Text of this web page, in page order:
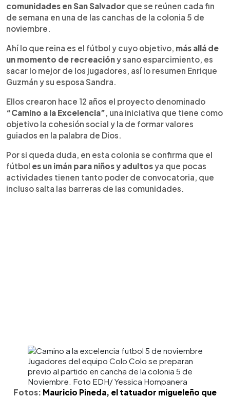
comunidades en San Salvador que se reúnen cada fin
de semana en una de las canchas de la colonia 5 de
noviembre.
Ahí lo que reina es el fútbol y cuyo objetivo, más allá de
un momento de recreacióny sano esparcimiento, es
sacar lo mejor de los jugadores, así lo resumen Enrique
Guzmán y su esposa Sandra.
Ellos crearon hace 12 años el proyecto denominado
“Camino a la Excelencia”, una iniciativa que tiene como
objetivo la cohesión social y la de formar valores
guiados en la palabra de Dios.
Por si queda duda, en esta colonia se confirma que el
fútbol es un imán para niños y adultosya que pocas
actividades tienen tanto poder de convocatoria, que
incluso salta las barreras de las comunidades.
Jugadores del equipo Colo Colo se preparan
previo al partido en cancha de la colonia 5 de
Noviembre. Foto EDH/ Yessica Hompanera
Fotos: Mauricio Pineda, el tatuador migueleño que